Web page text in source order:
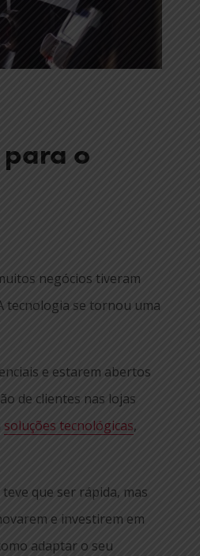
o
negócios tiveram
tecnologia se tornou uma
e estarem abertos
de clientes nas lojas
soluções tecnológicas,
que ser rápida, mas
e investirem em
adaptar o seu